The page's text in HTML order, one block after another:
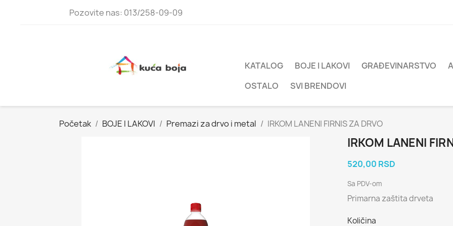
Pozovite nas: 013/258-09-09
KATALOG BOJE I LAKOVI GRAĐEVINARSTVO
OSTALO
SVI BRENDOVI
Početak BOJE I LAKOVI Premazi za drvo i metal IRKOM LANENI FIRNIS ZA DRVO
IRKOM LANENI
520,00 RSD
Sa PDV-om
Primarna zaštita drveta
Količina